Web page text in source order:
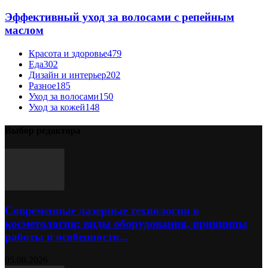
Эффективный уход за волосами с репейным
маслом
Красота и здоровье479
Еда302
Дизайн и интерьер202
Разное185
Уход за волосами150
Уход за кожей148
Современные лазерные технологии в
косметологии: виды оборудования, принципы
работы и особенности...